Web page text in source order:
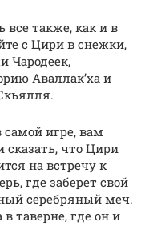
все также, как и в
с Цири в снежки,
Чародеек,
Аваллак’ха и
игре, вам
что Цири
на встречу к
где заберет свой
серебряный меч.
таверне, где он и